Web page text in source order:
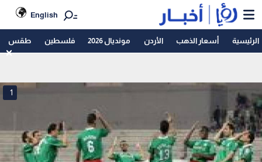
English
الرئيسية أسعار الذهب الأردن مونديال 2026 فلسطين طقس
1